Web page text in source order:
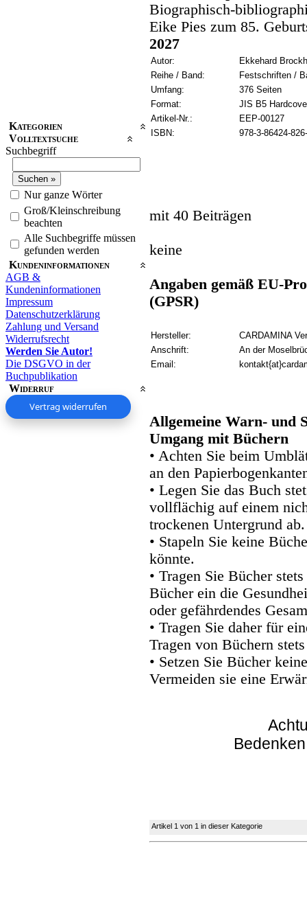
Kategorien
Volltextsuche
Suchbegriff
Nur ganze Wörter
Groß/Kleinschreibung
beachten
Alle Suchbegriffe müssen
gefunden werden
Kundeninformationen
AGB &
Kundeninformationen
Impressum
Datenschutzerklärung
Zahlung und Versand
Widerrufsrecht
Werden Sie Autor!
Die DSGVO in der
Buchpublikation
Widerruf
Vertrag widerrufen
Biographisch-
Eike Pies zum 85.
2027
Autor:
Ekkehard
Reihe / Band:
Festschriften /
Umfang:
376 Seiten
Format:
JIS B5
Artikel-Nr.:
EEP-00127
ISBN:
978-3-86424-
mit 40 Beiträgen
keine
Angaben gemäß EU-
(GPSR)
Hersteller:
CARDAMINA
Anschrift:
An der
Email:
Allgemeine Warn- und
Umgang mit Büchern
• Achten Sie beim
an den
• Legen Sie das Buch
vollflächig auf einem
trockenen Untergrund ab.
• Stapeln Sie keine
könnte.
• Tragen Sie Bücher
Bücher ein die
oder gefährdendes
• Tragen Sie daher für
Tragen von Büchern
• Setzen Sie Bücher
Vermeiden sie eine
Artikel 1 von 1 in dieser Kategorie